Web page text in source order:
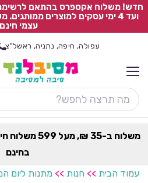
ועד 4 ימי עסקים למוצרים
עצמי
עפולה, חיפה, נתניה, ראשל"צ
משלוח ב-35 ₪,
בחינם
עמוד הבית >> חנות >> מתנות ליום